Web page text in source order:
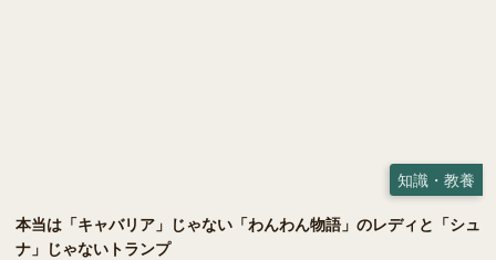
知識・教養
本当は「キャバリア」じゃない「わんわん物語」のレディと「シュ
ナ」じゃないトランプ